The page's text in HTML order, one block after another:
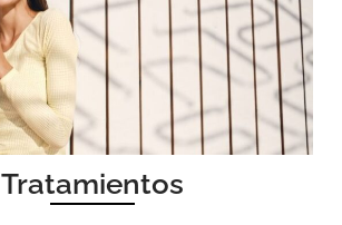
Tratamientos